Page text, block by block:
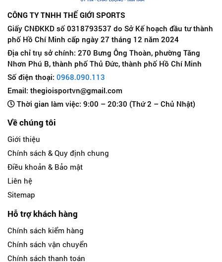
CÔNG TY TNHH THẾ GIỚI SPORTS
Giấy CNĐKKD số 0318793537 do Sở Kế hoạch đầu tư thành
phố Hồ Chí Minh cấp ngày 27 tháng 12 năm 2024
Địa chỉ trụ sở chính: 270 Bưng Ông Thoàn, phường Tăng
Nhơn Phú B, thành phố Thủ Đức, thành phố Hồ Chí Minh
Số điện thoại: 0968.090.113
Email: thegioisportvn@gmail.com
Thời gian làm việc: 9:00 – 20:30 (Thứ 2 – Chủ Nhật)
Về chúng tôi
Giới thiệu
Chính sách & Quy định chung
Điều khoản & Bảo mật
Liên hệ
Sitemap
Hỗ trợ khách hàng
Chính sách kiểm hàng
Chính sách vận chuyển
Chính sách thanh toán